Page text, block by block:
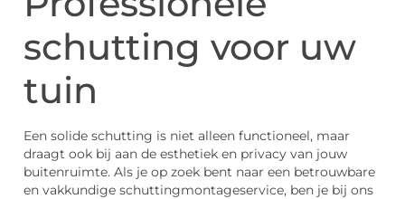
schutting voor uw
tuin
Een solide schutting is niet alleen functioneel, maar
draagt ook bij aan de esthetiek en privacy van jouw
buitenruimte. Als je op zoek bent naar een betrouwbare
en vakkundige schuttingmontageservice, ben je bij ons